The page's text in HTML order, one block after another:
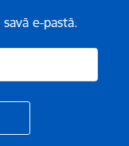
e-pastā.